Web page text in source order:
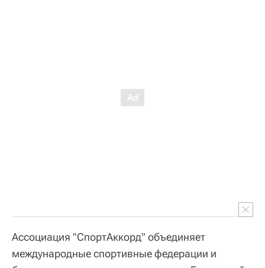
Ассоциация "СпортАккорд" объединяет
международные спортивные федерации и